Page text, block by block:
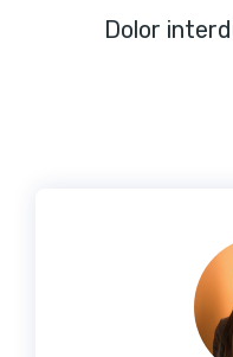
Dolor